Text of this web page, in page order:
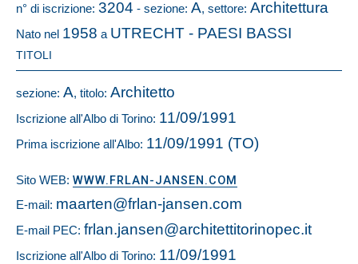
n° di iscrizione: 3204 - sezione: A, settore: Architettura
Nato nel 1958 a UTRECHT - PAESI BASSI
TITOLI
sezione: A, titolo: Architetto
Iscrizione all'Albo di Torino: 11/09/1991
Prima iscrizione all'Albo: 11/09/1991 (TO)
Sito WEB: WWW.FRLAN-JANSEN.COM
E-mail: maarten@frlan-jansen.com
E-mail PEC: frlan.jansen@architettitorinopec.it
Iscrizione all'Albo di Torino: 11/09/1991